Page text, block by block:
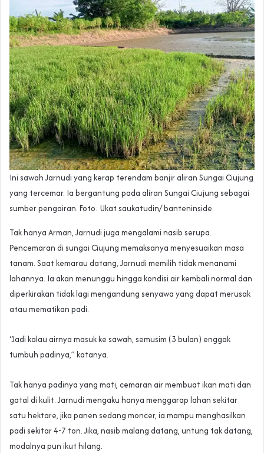
Ini sawah Jarnudi yang kerap terendam banjir aliran Sungai Ciujung
yang tercemar. Ia bergantung pada aliran Sungai Ciujung sebagai
sumber pengairan. Foto: Ukat saukatudin/ banteninside.
Tak hanya Arman, Jarnudi juga mengalami nasib serupa.
Pencemaran di sungai Ciujung memaksanya menyesuaikan masa
tanam. Saat kemarau datang, Jarnudi memilih tidak menanami
lahannya. Ia akan menunggu hingga kondisi air kembali normal dan
diperkirakan tidak lagi mengandung senyawa yang dapat merusak
atau mematikan padi.
“Jadi kalau airnya masuk ke sawah, semusim (3 bulan) enggak
tumbuh padinya,” katanya.
Tak hanya padinya yang mati, cemaran air membuat ikan mati dan
gatal di kulit. Jarnudi mengaku hanya menggarap lahan sekitar
satu hektare, jika panen sedang moncer, ia mampu menghasilkan
padi sekitar 4-7 ton. Jika, nasib malang datang, untung tak datang,
modalnya pun ikut hilang.